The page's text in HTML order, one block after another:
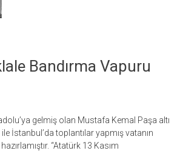
Bandırma Vapuru
gelmiş olan Mustafa Kemal Paşa altı
İstanbul’da toplantılar yapmış vatanın
“Atatürk 13 Kasım